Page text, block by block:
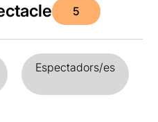
5
Espectadors/es